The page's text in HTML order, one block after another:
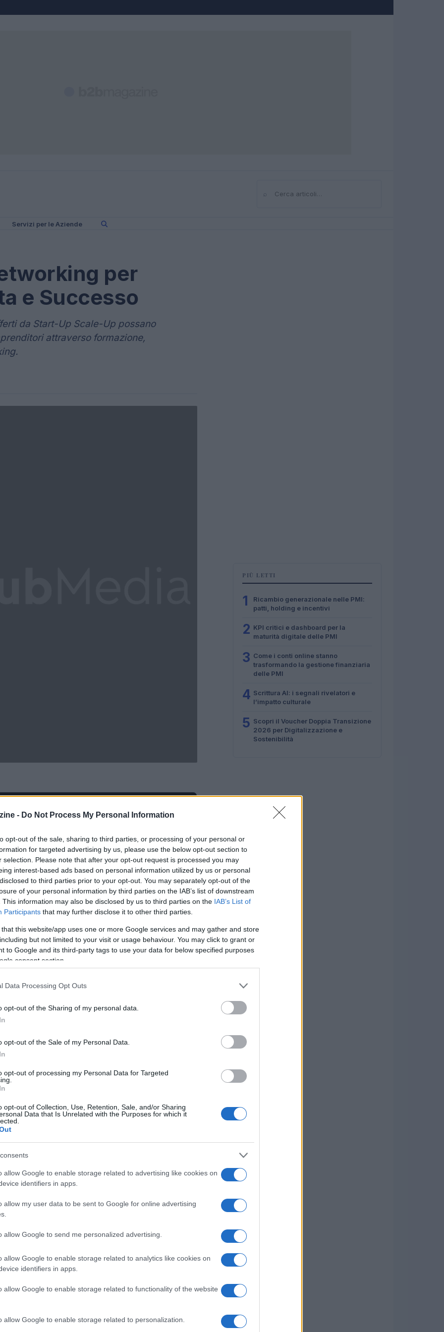
- Do Not Process My Personal Information
opt-out of the sale, sharing to third parties, or processing of your personal or
for targeted advertising by us, please use the below opt-out section to
selection. Please note that after your opt-out request is processed you may
interest-based ads based on personal information utilized by us or personal
to third parties prior to your opt-out. You may separately opt-out of the
of your personal information by third parties on the IAB’s list of downstream
This information may also be disclosed by us to third parties on the IAB’s List of
Participants that may further disclose it to other third parties.
that this website/app uses one or more Google services and may gather and store
but not limited to your visit or usage behaviour. You may click to grant or
to Google and its third-party tags to use your data for below specified purposes
consent section.
Data Processing Opt Outs
opt-out of the Sharing of my personal data.
opt-out of the Sale of my Personal Data.
opt-out of processing my Personal Data for Targeted
opt-out of Collection, Use, Retention, Sale, and/or Sharing
Data that Is Unrelated with the Purposes for which it
allow Google to enable storage related to advertising like cookies on
identifiers in apps.
allow my user data to be sent to Google for online advertising
allow Google to send me personalized advertising.
allow Google to enable storage related to analytics like cookies on
identifiers in apps.
allow Google to enable storage related to functionality of the website
allow Google to enable storage related to personalization.
⌕Cerca
Servizi per le Aziende
per
e Successo
da Start-Up Scale-Up possano
attraverso formazione,
POWERED BY AdhubMedia
Sviluppo per Startupper
evoluzione, istartuppere gli aspiranti
La possibilità di strutturare e far
e per questo è essenziale arricchire le
di formazione e consulenza, come
un Modello di Business
è progettato per fornire gli strumenti
d’impresa, dall’analisi di mercato alla
è strutturata in modo da essere interattiva
di applicare subito ciò che hanno appreso.
PIÙ LETTI
1
Ricambio generazionale nelle PMI:
patti, holding e incentivi
2 KPI critici e dashboard per la
maturità digitale delle PMI
3 Come i conti online stanno
trasformando la gestione finanziaria
delle PMI
4 Scrittura AI: i segnali rivelatori e
l’impatto culturale
5 Scopri il Voucher Doppia Transizione
2026 per Digitalizzazione e
Sostenibilità